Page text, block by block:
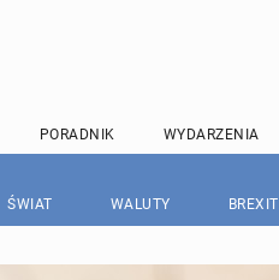
PORADNIK WYDARZENIA
ŚWIAT WALUTY BREXIT